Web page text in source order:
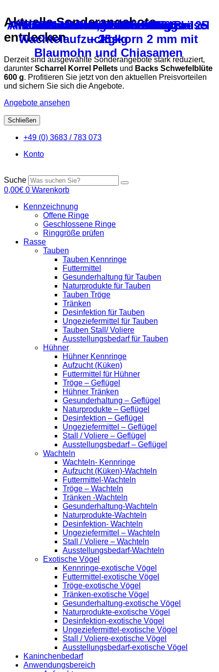
Aktuelle Sonderangebote
entdecken
Derzeit sind ausgewählte Sonderangebote stark reduziert,
darunter Scharrel Korrel Pellets und Backs Schwefelblüte
600 g. Profitieren Sie jetzt von den aktuellen Preisvorteilen
und sichern Sie sich die Angebote.
Angebote ansehen
Schließen
Inhalt
+49 (0) 3683 / 783 073
Konto
Suche
0,00€ 0 Warenkorb
Kennzeichnung
Offene Ringe
Geschlossene Ringe
Ringgröße prüfen
Rasse
Tauben
Tauben Kennringe
Futtermittel
Gesunderhaltung für Tauben
Naturprodukte für Tauben
Tauben Tröge
Tränken
Desinfektion für Tauben
Ungeziefermittel für Tauben
Tauben Stall/ Voliere
Ausstellungsbedarf für Tauben
Hühner
Hühner Kennringe
Aufzucht (Küken)
Futtermittel für Hühner
Tröge – Geflügel
Hühner Tränken
Gesunderhaltung – Geflügel
Naturprodukte – Geflügel
Desinfektion – Geflügel
Ungeziefermittel – Geflügel
Stall / Voliere – Geflügel
Ausstellungsbedarf – Geflügel
Wachteln
Wachteln- Kennringe
Aufzucht (Küken)-Wachteln
Futtermittel-Wachteln
Tröge – Wachteln
Tränken -Wachteln
Gesunderhaltung-Wachteln
Naturprodukte-Wachteln
Desinfektion- Wachteln
Ungeziefermittel – Wachteln
Stall / Voliere – Wachteln
Ausstellungsbedarf-Wachteln
Exotische Vögel
Kennringe-exotische Vögel
Futtermittel-exotische Vögel
Tröge-exotische Vögel
Tränken-exotische Vögel
Gesunderhaltung-exotische Vögel
Naturprodukte-exotische Vögel
Desinfektion-exotische Vögel
Ungeziefermittel-exotische Vögel
Stall / Voliere-exotische Vögel
Ausstellungsbedarf-exotische Vögel
Kaninchenbedarf
Anwendungsbereich
Alfana Naturfit Premium-
Wachtelaufzuchtskorn 2 mm mit
Blaumohn und Chiasamen
Alfana Basis – Wachtelstarter Brösel
– 25 kg
Alfana Kükenmehl ohne Cocci. – 25
kg
Garnelen, vollfleischig
Gammarus – Bachflohkrebse
Backs Protein Plus 400 g
Backs Moorkonzentrat 1000 ml
Backs Mauserhilfe – 250 ml
Backs Magnesin 300 g